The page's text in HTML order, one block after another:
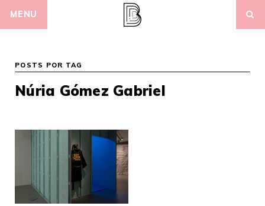
MENU
POSTS POR TAG
Núria Gómez Gabriel